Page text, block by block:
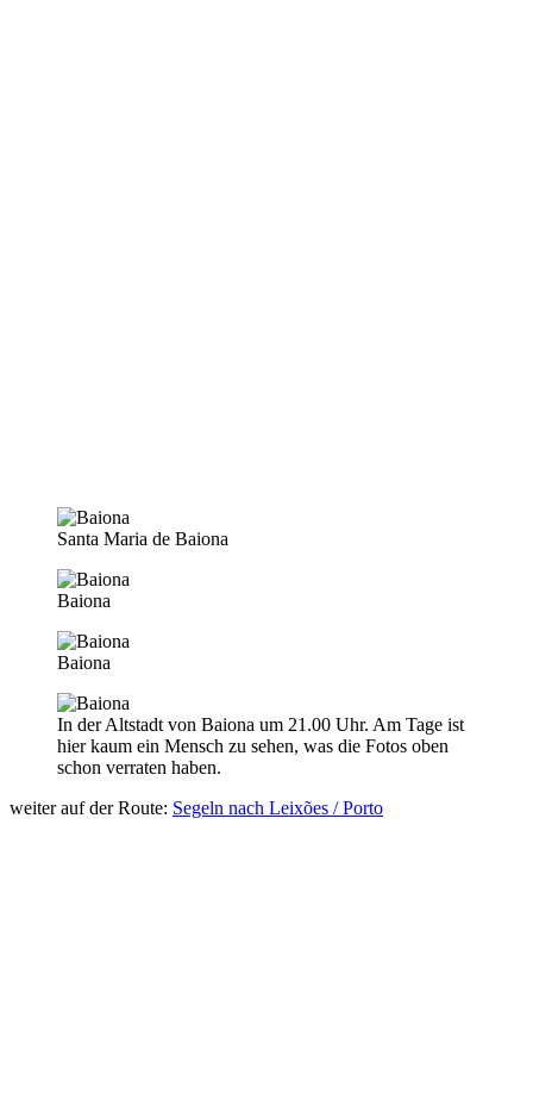
Santa Maria de Baiona
Baiona
Baiona
In der Altstadt von Baiona um 21.00 Uhr. Am Tage ist
hier kaum ein Mensch zu sehen, was die Fotos oben
schon verraten haben.
weiter auf der Route: Segeln nach Leixões / Porto